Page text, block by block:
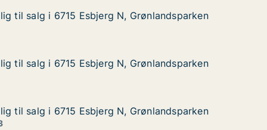
Esbjerg N, Grønlandsparken
til salg i 6715 Esbjerg N, Grønlandsparken
til salg i 6715 Esbjerg N, Grønlandsparken
Esbjerg N, Grønlandsparken
til salg i 6715 Esbjerg N, Grønlandsparken
til salg i 6715 Esbjerg N, Grønlandsparken
Esbjerg N, Grønlandsparken
til salg i 6715 Esbjerg N, Grønlandsparken
til salg i 6715 Esbjerg N, Grønlandsparken